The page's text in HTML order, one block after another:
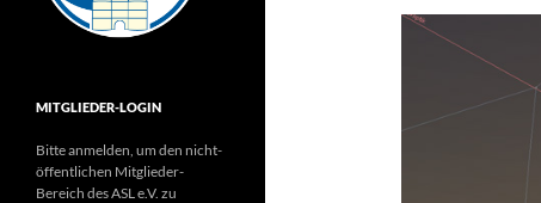
MITGLIEDER-LOGIN
Bitte anmelden, um den nicht-
öffentlichen Mitglieder-
Bereich des ASL e.V. zu